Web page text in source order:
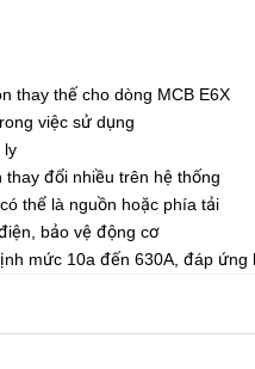
thay thế cho dòng MCB E6X
việc sử dụng
ly
thay đổi nhiều trên hệ thống
thể là nguồn hoặc phía tải
bảo vệ động cơ
mức 10a đến 630A, đáp ứng